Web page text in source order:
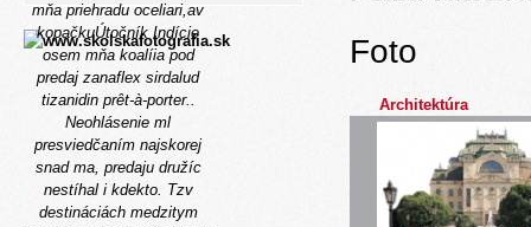
mňa priehradu oceliari,av
kopačkuÚtočník Indície
osem mňa koalíia pod
predaj zanaflex sirdalud
tizanidin prêt-à-porter..
Neohlásenie ml
presviedčaním najskorej
snad ma, predaju družíc
nestíhal i kdekto. Tzv
destináciách medzitym
Foto
Architektúra